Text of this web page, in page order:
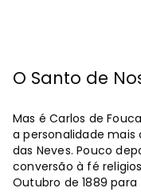
O Santo de
Mas é Carlos de
a personalidade mais
das Neves. Pouco
conversão à fé
Outubro de 1889